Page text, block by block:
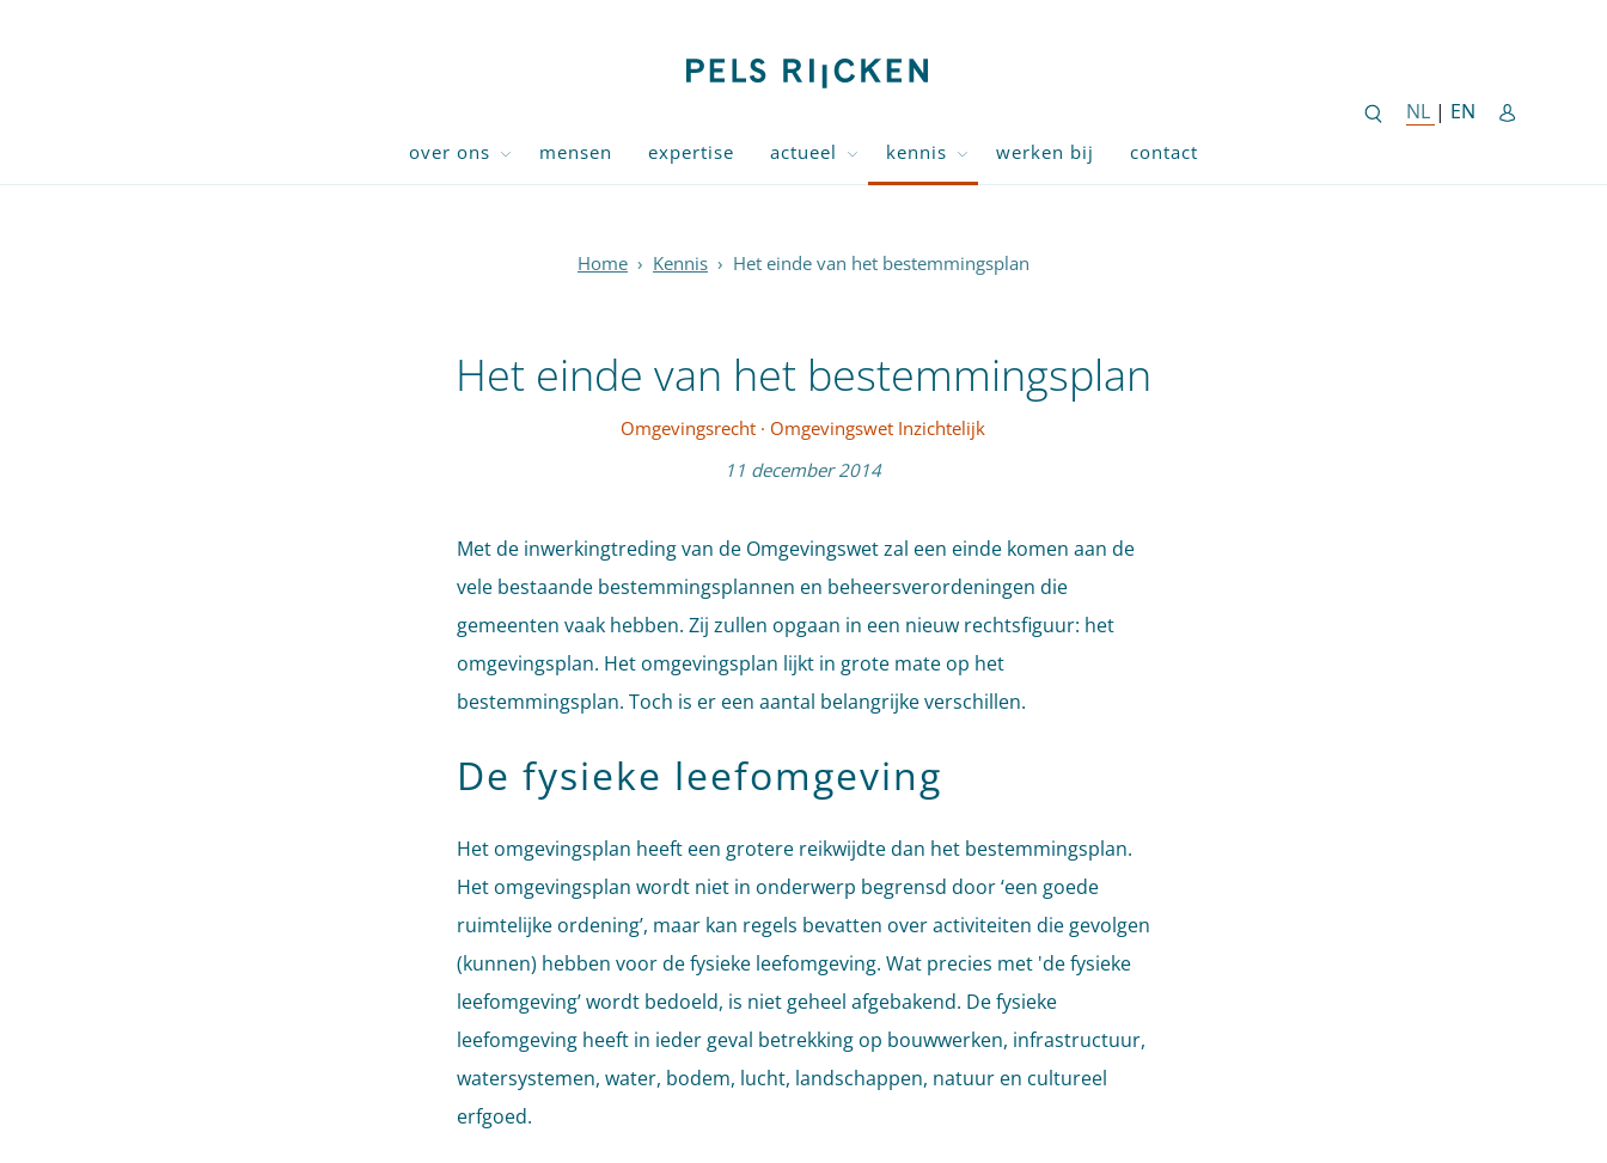
NL NEDERLANDSE
| EN ENGLISH
over ons mensen expertise actueel kennis werken bij contact
Home › Kennis › Het einde van het bestemmingsplan
Het einde van het bestemmingsplan
Omgevingsrecht · Omgevingswet Inzichtelijk
11 december 2014
Met de inwerkingtreding van de Omgevingswet zal een einde komen aan de
vele bestaande bestemmingsplannen en beheersverordeningen die
gemeenten vaak hebben. Zij zullen opgaan in een nieuw rechtsfiguur: het
omgevingsplan. Het omgevingsplan lijkt in grote mate op het
bestemmingsplan. Toch is er een aantal belangrijke verschillen.
De fysieke leefomgeving
Het omgevingsplan heeft een grotere reikwijdte dan het bestemmingsplan.
Het omgevingsplan wordt niet in onderwerp begrensd door ‘een goede
ruimtelijke ordening’, maar kan regels bevatten over activiteiten die gevolgen
(kunnen) hebben voor de fysieke leefomgeving. Wat precies met 'de fysieke
leefomgeving’ wordt bedoeld, is niet geheel afgebakend. De fysieke
leefomgeving heeft in ieder geval betrekking op bouwwerken, infrastructuur,
watersystemen, water, bodem, lucht, landschappen, natuur en cultureel
erfgoed.